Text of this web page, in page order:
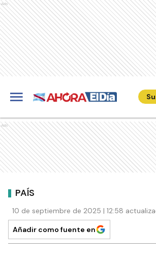
Ads
Ads
PAÍS
10 de septiembre de 2025 | 12:58
Añadir como fuente en